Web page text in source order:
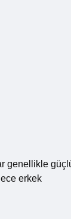
genellikle
erkek